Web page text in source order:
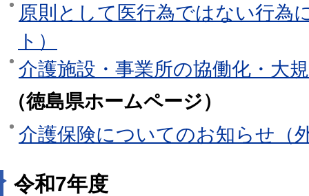
原則として医行為ではない行為
ト）
介護施設・事業所の協働化・大
（徳島県ホームページ）
介護保険についてのお知らせ（
令和7年度